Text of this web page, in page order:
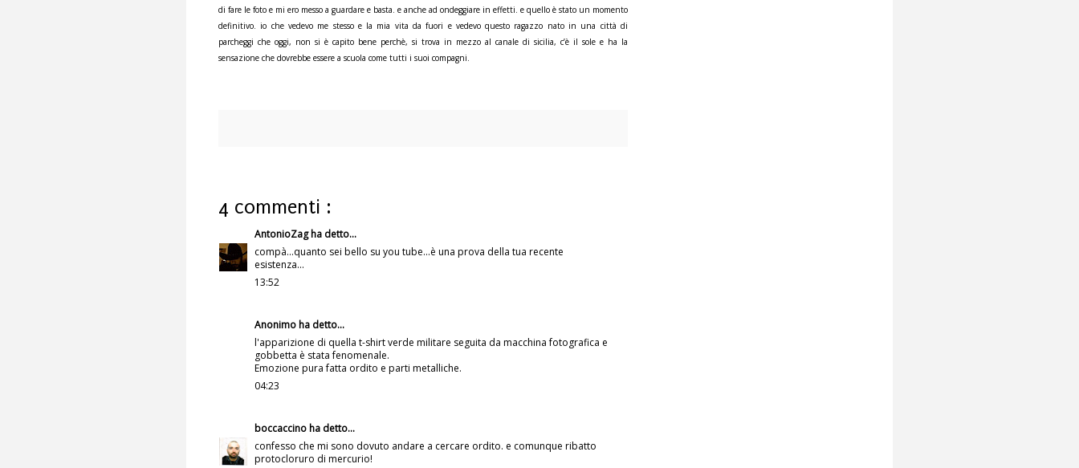
di fare le foto e mi ero messo a guardare e basta. e anche ad ondeggiare in effetti. e quello è stato un momento
definitivo. io che vedevo me stesso e la mia vita da fuori e vedevo questo ragazzo nato in una città di
parcheggi che oggi, non si è capito bene perchè, si trova in mezzo al canale di sicilia, c’è il sole e ha la
sensazione che dovrebbe essere a scuola come tutti i suoi compagni.
4 commenti :
AntonioZagha detto...
compà...quanto sei bello su you tube...è una prova della tua recente
esistenza...
13:52
Anonimo ha detto...
l'apparizione di quella t-shirt verde militare seguita da macchina fotografica e
gobbetta è stata fenomenale.
Emozione pura fatta ordito e parti metalliche.
04:23
boccaccino ha detto...
confesso che mi sono dovuto andare a cercare ordito. e comunque ribatto
protocloruro di mercurio!